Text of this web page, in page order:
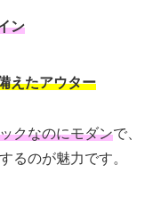
ン
えたアウター
クなのにモダンで、
るのが魅力です。